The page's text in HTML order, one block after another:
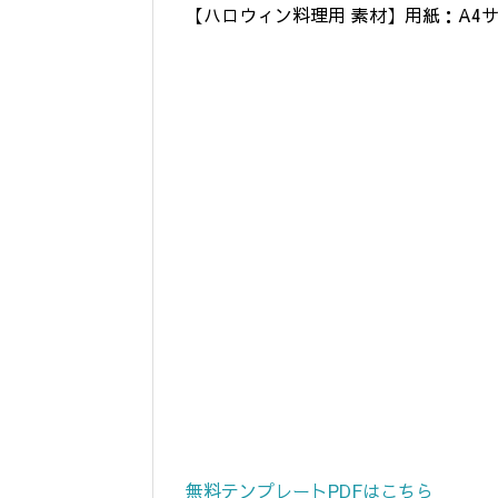
【ハロウィン料理用 素材】用紙：A4
無料テンプレートPDFはこちら